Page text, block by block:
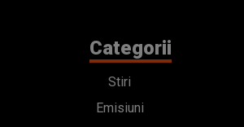
Categorii
Stiri
Emisiuni